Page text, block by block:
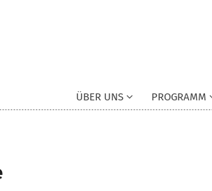
ÜBER UNS PROGRAMM